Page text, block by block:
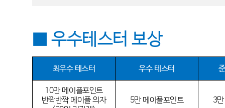
■ 우수테스터 보상
최우수 테스터 우수 테스터
10만 메이플포인트
반짝반짝 메이플 의자
5만 메이플포인트 3